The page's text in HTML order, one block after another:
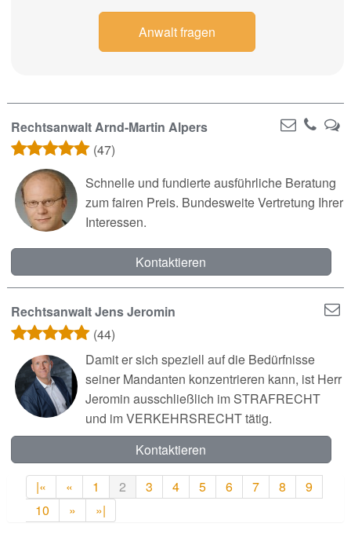
Anwalt fragen
Rechtsanwalt Arnd-Martin Alpers
(47)
Schnelle und fundierte ausführliche Beratung
zum fairen Preis. Bundesweite Vertretung Ihrer
Interessen.
Kontaktieren
Rechtsanwalt Jens Jeromin
(44)
Damit er sich speziell auf die Bedürfnisse
seiner Mandanten konzentrieren kann, ist Herr
Jeromin ausschließlich im STRAFRECHT
und im VERKEHRSRECHT tätig.
Kontaktieren
|« « 1 2 3 4 5 6 7 8
9
10
» »|